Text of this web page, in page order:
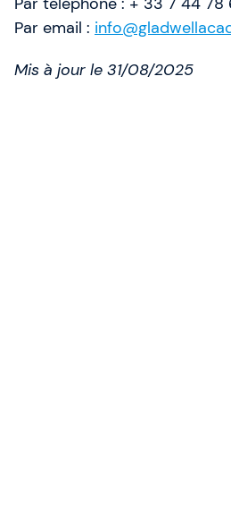
Par email :
Mis à jour le 31/08/2025